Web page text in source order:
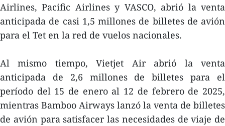
Airlines, Pacific Airlines y VASCO, abrió la venta
anticipada de casi 1,5 millones de billetes de avión
para el Tet en la red de vuelos nacionales.
Al mismo tiempo, Vietjet Air abrió la venta
anticipada de 2,6 millones de billetes para el
período del 15 de enero al 12 de febrero de 2025,
mientras Bamboo Airways lanzó la venta de billetes
de avión para satisfacer las necesidades de viaje de